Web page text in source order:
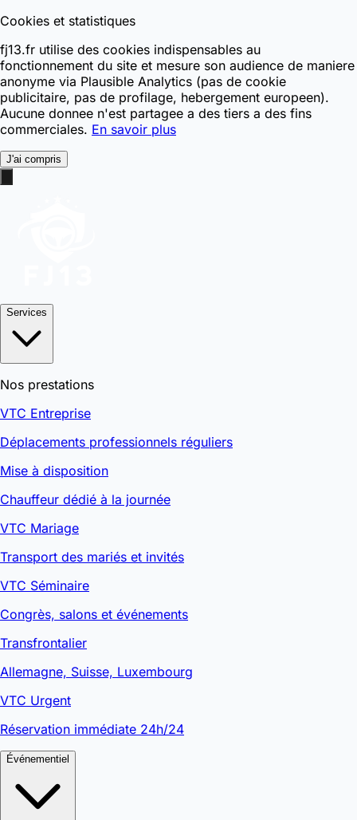
Cookies et statistiques
fj13.fr utilise des cookies indispensables au
fonctionnement du site et mesure son audience de maniere
anonyme via Plausible Analytics (pas de cookie
publicitaire, pas de profilage, hebergement europeen).
Aucune donnee n'est partagee a des tiers a des fins
commerciales. En savoir plus
J'ai compris
Services
Nos prestations
VTC Entreprise
Déplacements professionnels réguliers
Mise à disposition
Chauffeur dédié à la journée
VTC Mariage
Transport des mariés et invités
VTC Séminaire
Congrès, salons et événements
Transfrontalier
Allemagne, Suisse, Luxembourg
VTC Urgent
Réservation immédiate 24h/24
Événementiel